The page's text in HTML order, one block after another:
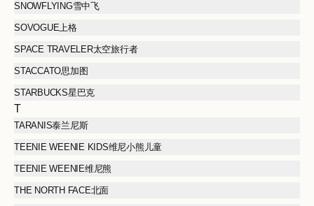
SNOWFLYING雪中飞
SOVOGUE上格
SPACE TRAVELER太空旅行者
STACCATO思加图
STARBUCKS星巴克
T
TARANIS泰兰尼斯
TEENIE WEENIE KIDS维尼小熊儿童
TEENIE WEENIE维尼熊
THE NORTH FACE北面